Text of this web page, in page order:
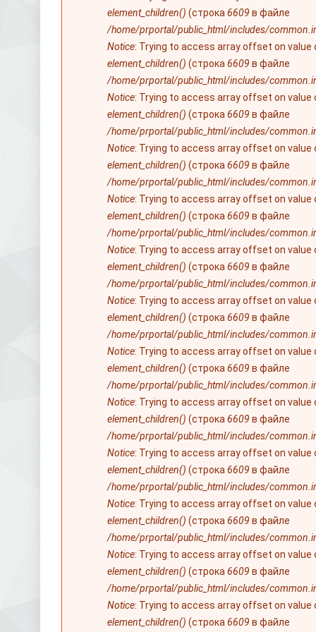
element_children() (строка 6609 в файле
/home/prportal/public_html/includes/
Notice: Trying to access array offset on value
element_children() (строка 6609 в файле
/home/prportal/public_html/includes/
Notice: Trying to access array offset on value
element_children() (строка 6609 в файле
/home/prportal/public_html/includes/
Notice: Trying to access array offset on value
element_children() (строка 6609 в файле
/home/prportal/public_html/includes/
Notice: Trying to access array offset on value
element_children() (строка 6609 в файле
/home/prportal/public_html/includes/
Notice: Trying to access array offset on value
element_children() (строка 6609 в файле
/home/prportal/public_html/includes/
Notice: Trying to access array offset on value
element_children() (строка 6609 в файле
/home/prportal/public_html/includes/
Notice: Trying to access array offset on value
element_children() (строка 6609 в файле
/home/prportal/public_html/includes/
Notice: Trying to access array offset on value
element_children() (строка 6609 в файле
/home/prportal/public_html/includes/
Notice: Trying to access array offset on value
element_children() (строка 6609 в файле
/home/prportal/public_html/includes/
Notice: Trying to access array offset on value
element_children() (строка 6609 в файле
/home/prportal/public_html/includes/
Notice: Trying to access array offset on value
element_children() (строка 6609 в файле
/home/prportal/public_html/includes/
Notice: Trying to access array offset on value
element_children() (строка 6609 в файле